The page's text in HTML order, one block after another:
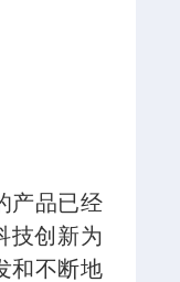
产品已经
技创新为
和不断地